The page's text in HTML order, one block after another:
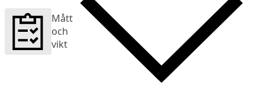
Mått
och
vikt